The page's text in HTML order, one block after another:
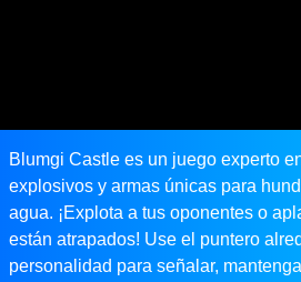
Blumgi Castle es un juego experto
explosivos y armas únicas para
agua. ¡Explota a tus oponentes o
están atrapados! Use el puntero
personalidad para señalar,